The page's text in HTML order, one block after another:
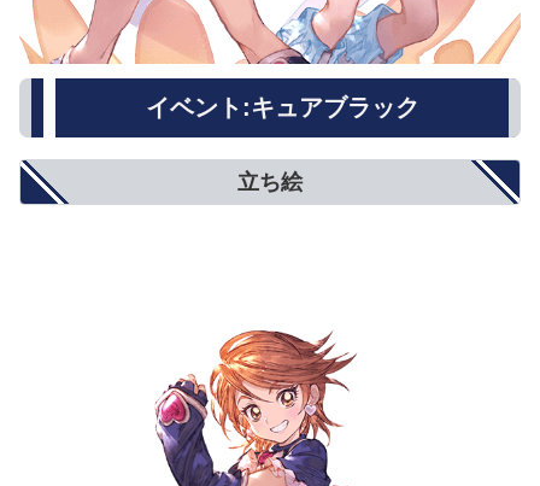
イベント:キュアブラック
立ち絵